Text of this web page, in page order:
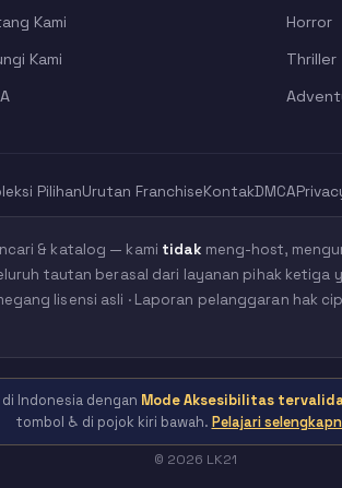
Kami
Kami
Horror
Thriller
PilihanUrutan FranchiseKontakDMCA
& katalog — kami tidak meng-host,
tautan berasal dari layanan pihak ketiga
lisensi asli · Laporan pelanggaran hak
Indonesia dengan Mode Aksesibilitas
tombol ♿ di pojok kiri bawah. Pelajari
© 2026 LK21